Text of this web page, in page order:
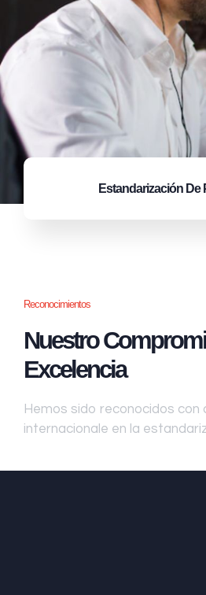
Estandarización De
Reconocimientos
Nuestro
Excelencia
Hemos sido reconocidos con
internacionale en la